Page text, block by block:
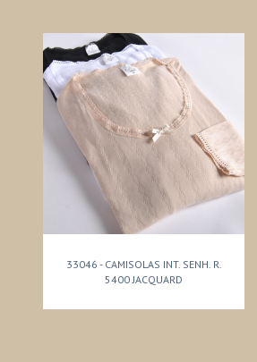
33046 - CAMISOLAS INT. SENH. R.
5400 JACQUARD